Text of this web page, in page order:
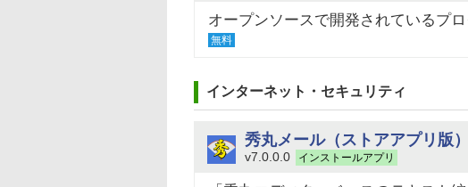
オープンソースで開発されているプ
無料
インターネット・セキュリティ
秀丸メール（ストアアプリ版）
v7.0.0.0 インストールアプリ